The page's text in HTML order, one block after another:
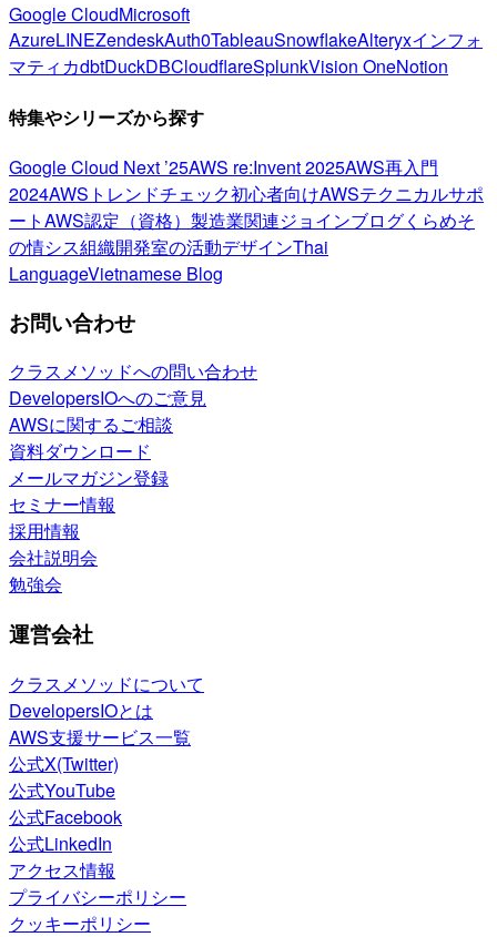
Google CloudMicrosoft
AzureLINEZendeskAuth0TableauSnowflakeAlteryxインフォ
マティカdbtDuckDBCloudflareSplunkVision OneNotion
特集やシリーズから探す
Google Cloud Next ’25AWS re:Invent 2025AWS再入門
2024AWSトレンドチェック初心者向けAWSテクニカルサポ
ートAWS認定（資格） 製造業関連ジョインブログくらめそ
の情シス組織開発室の活動デザインThai
LanguageVietnamese Blog
お問い合わせ
クラスメソッドへの問い合わせ
DevelopersIOへのご意見
AWSに関するご相談
資料ダウンロード
メールマガジン登録
セミナー情報
採用情報
会社説明会
勉強会
運営会社
クラスメソッドについて
DevelopersIOとは
AWS支援サービス一覧
公式X(Twitter)
公式YouTube
公式Facebook
公式LinkedIn
アクセス情報
プライバシーポリシー
クッキーポリシー